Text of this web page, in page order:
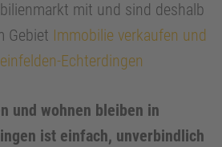
mit und sind deshalb
Gebiet Immobilie verkaufen und
Echterdingen
und wohnen bleiben in
ist einfach, unverbindlich